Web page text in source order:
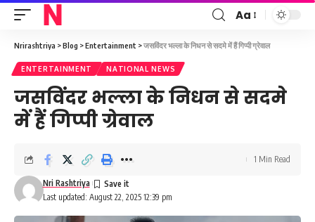
Font
Resizer
Aa
Nrirashtriya >Blog >Entertainment >जसविंदर भल्ला के निधन से सदमे में हैं गिप्पी ग्रेवाल
ENTERTAINMENT NATIONAL NEWS
जसविंदर भल्ला के निधन से सदमे
में हैं गिप्पी ग्रेवाल
Last updated: August 22, 2025 12:39 pm
Nri Rashtriya
1 Min Read